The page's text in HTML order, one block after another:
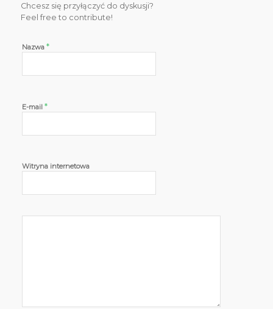
Chcesz się przyłączyć do dyskusji?
Feel free to contribute!
Nazwa *
E-mail *
Witryna internetowa